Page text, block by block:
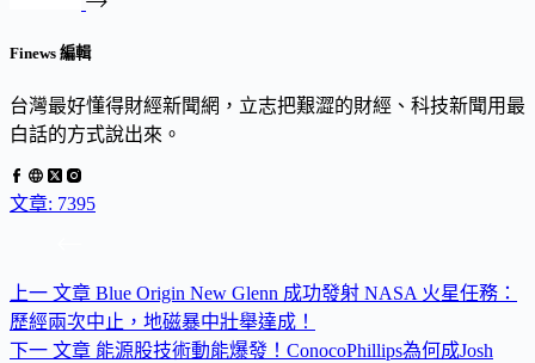
Finews 編輯
台灣最好懂得財經新聞網，立志把艱澀的財經、科技新聞用最
白話的方式說出來。
文章: 7395
上一 文章 Blue Origin New Glenn 成功發射 NASA 火星任務：
歷經兩次中止，地磁暴中壯舉達成！
下一 文章 能源股技術動能爆發！ConocoPhillips為何成Josh